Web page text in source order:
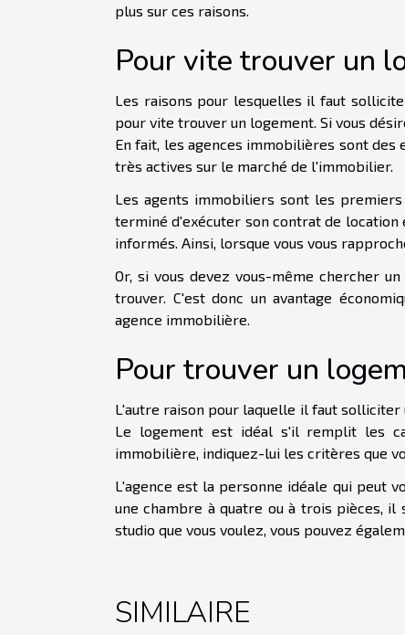
plus sur ces raisons.
Pour vite trouver un
Les raisons pour lesquelles il faut
pour vite trouver un logement. Si vous
En fait, les agences immobilières sont
très actives sur le marché de l'immobilier.
Les agents immobiliers sont les
terminé d'exécuter son contrat de
informés. Ainsi, lorsque vous vous
Or, si vous devez vous-même chercher
trouver. C'est donc un avantage
agence immobilière.
Pour trouver un
L'autre raison pour laquelle il faut
Le logement est idéal s'il remplit les
immobilière, indiquez-lui les critères que
L'agence est la personne idéale qui peut
une chambre à quatre ou à trois pièces,
studio que vous voulez, vous pouvez
SIMILAIRE